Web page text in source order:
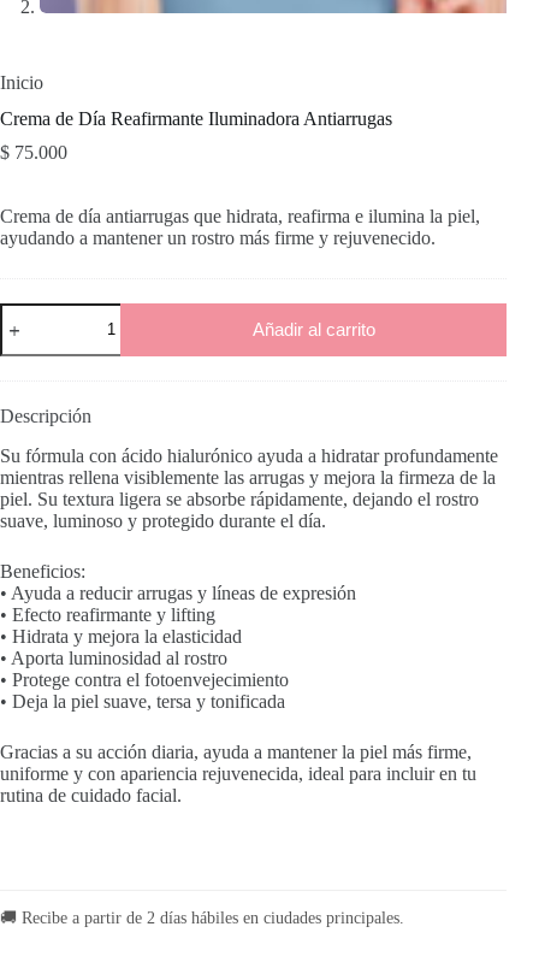
Inicio
Crema de Día Reafirmante Iluminadora Antiarrugas
$ 75.000
Crema de día antiarrugas que hidrata, reafirma e ilumina la piel,
ayudando a mantener un rostro más firme y rejuvenecido.
Crema
de
Día
Antiarrugas
Añadir al carrito
Descripción
Su fórmula con ácido hialurónico ayuda a hidratar profundamente
mientras rellena visiblemente las arrugas y mejora la firmeza de la
piel. Su textura ligera se absorbe rápidamente, dejando el rostro
suave, luminoso y protegido durante el día.
Beneficios:
• Ayuda a reducir arrugas y líneas de expresión
• Efecto reafirmante y lifting
• Hidrata y mejora la elasticidad
• Aporta luminosidad al rostro
• Protege contra el fotoenvejecimiento
• Deja la piel suave, tersa y tonificada
Gracias a su acción diaria, ayuda a mantener la piel más firme,
uniforme y con apariencia rejuvenecida, ideal para incluir en tu
rutina de cuidado facial.
🚚 Recibe a partir de 2 días hábiles en ciudades principales.